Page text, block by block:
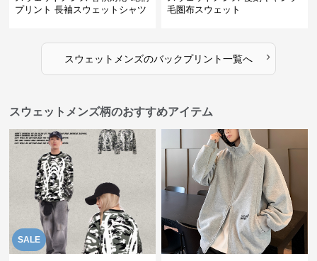
プリント 長袖スウェットシャツ
毛圏布スウェット
スウェットメンズのバックプリント一覧へ ›
スウェットメンズ柄のおすすめアイテム
SALE